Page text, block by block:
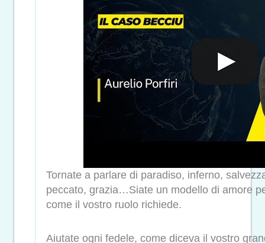
Tornate a parlare di paradiso, inferno,
peccato, grazia…Siate un modello di amore
come il vostro ruolo richiede.
Aiutate ogni fedele, come diceva il vostro